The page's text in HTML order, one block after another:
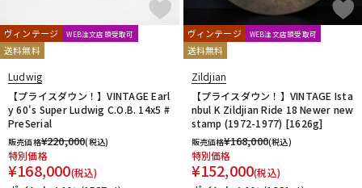
ヴィンテージ WEB注文店頭受取可
送料無料
Ludwig
【プライスダウン！】VINTAGE Earl
y 60's Super Ludwig C.O.B. 14x5 #
PreSerial
販売価格¥220,000(税込)
特別価格
¥168,000(税込)
ヴィンテージ WEB注文店頭受取可
送料無料
Zildjian
【プライスダウン！】VINTAGE Ista
nbul K Zildjian Ride 18 Newer new
stamp (1972-1977) [1626g]
販売価格¥168,000(税込)
特別価格
¥152,000(税込)